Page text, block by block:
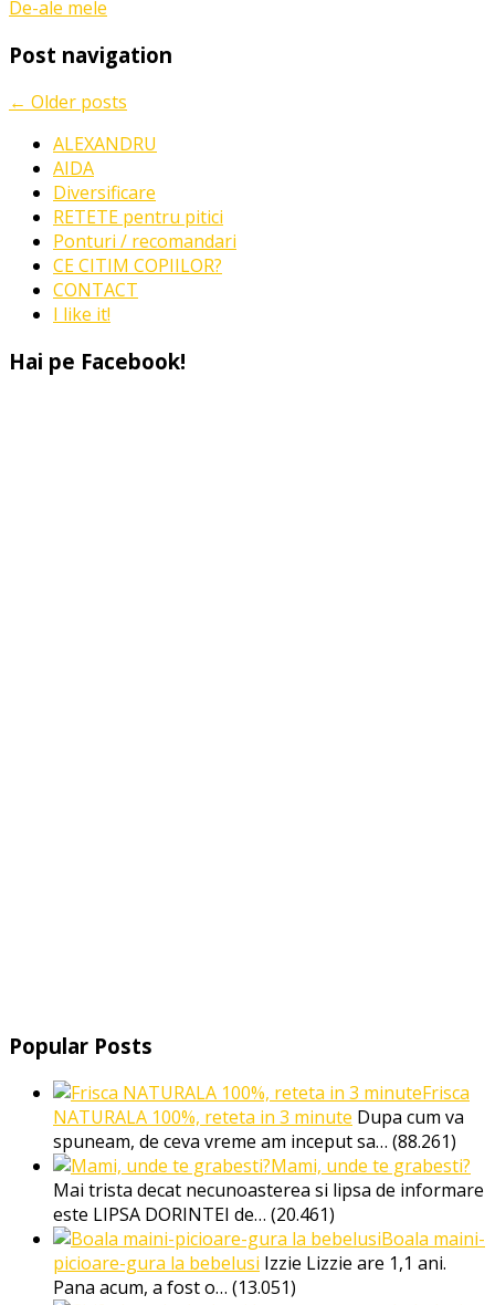
proiect
dedicat
bloggerilor
parinti
De-ale mele
Post navigation
← Older posts
ALEXANDRU
AIDA
Diversificare
RETETE pentru pitici
Ponturi / recomandari
CE CITIM COPIILOR?
CONTACT
I like it!
Hai pe Facebook!
Popular Posts
Frisca
NATURALA 100%, reteta in 3 minute Dupa cum va
spuneam, de ceva vreme am inceput sa… (88.261)
Mami, unde te grabesti?
Mai trista decat necunoasterea si lipsa de informare
este LIPSA DORINTEI de… (20.461)
Boala maini-
picioare-gura la bebelusi Izzie Lizzie are 1,1 ani.
Pana acum, a fost o… (13.051)